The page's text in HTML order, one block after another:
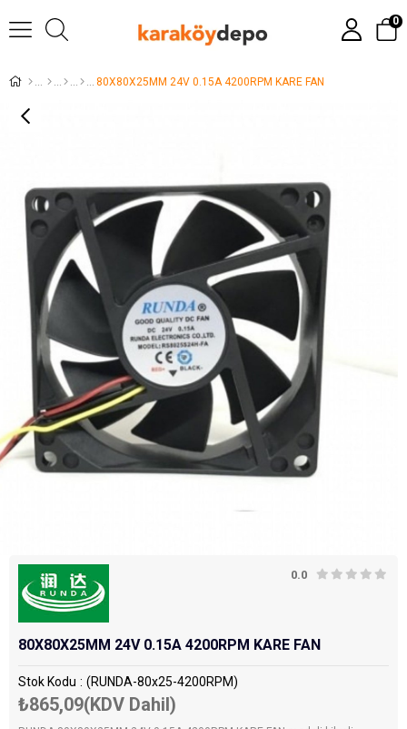
0
80X80X25MM 24V 0.15A 4200RPM KARE FAN
0.0
80X80X25MM 24V 0.15A 4200RPM KARE FAN
Stok Kodu (RUNDA-80x25-4200RPM)
₺865,09(KDV Dahil)